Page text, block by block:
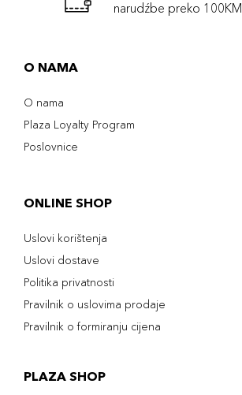
narudźbe preko 100KM
O NAMA
O nama
Plaza Loyalty Program
Poslovnice
ONLINE SHOP
Uslovi korištenja
Uslovi dostave
Politika privatnosti
Pravilnik o uslovima prodaje
Pravilnik o formiranju cijena
PLAZA SHOP